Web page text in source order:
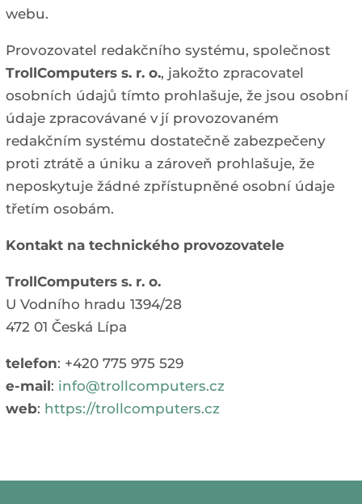
webu.
Provozovatel redakčního systému, společnost
TrollComputers s. r. o., jakožto zpracovatel
osobních údajů tímto prohlašuje, že jsou osobní
údaje zpracovávané v jí provozovaném
redakčním systému dostatečně zabezpečeny
proti ztrátě a úniku a zároveň prohlašuje, že
neposkytuje žádné zpřístupněné osobní údaje
třetím osobám.
Kontakt na technického provozovatele
TrollComputers s. r. o.
U Vodního hradu 1394/28
472 01 Česká Lípa
telefon: +420 775 975 529
e-mail: info@trollcomputers.cz
web: https://trollcomputers.cz